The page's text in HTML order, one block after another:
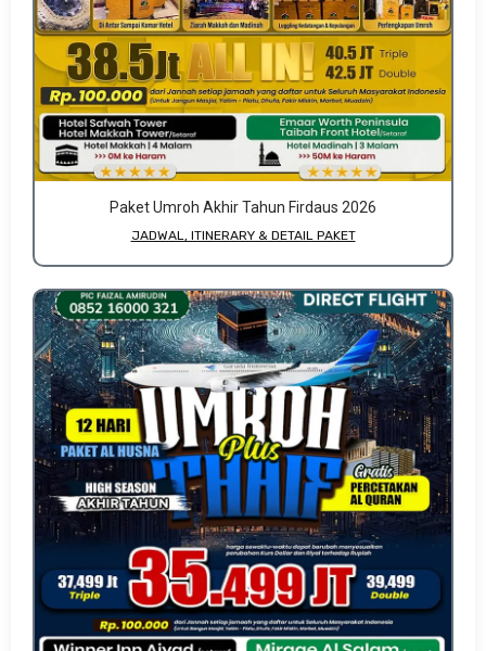
Paket Umroh Akhir Tahun Firdaus 2026
JADWAL, ITINERARY & DETAIL PAKET